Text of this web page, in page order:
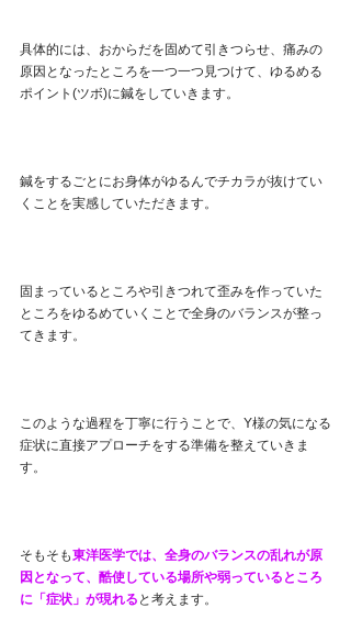
具体的には、おからだを固めて引きつらせ、痛みの
原因となったところを一つ一つ見つけて、ゆるめる
ポイント(ツボ)に鍼をしていきます。
鍼をするごとにお身体がゆるんでチカラが抜けてい
くことを実感していただきます。
固まっているところや引きつれて歪みを作っていた
ところをゆるめていくことで全身のバランスが整っ
てきます。
このような過程を丁寧に行うことで、Y様の気になる
症状に直接アプローチをする準備を整えていきま
す。
そもそも東洋医学では、全身のバランスの乱れが原
因となって、酷使している場所や弱っているところ
に「症状」が現れる と考えます。